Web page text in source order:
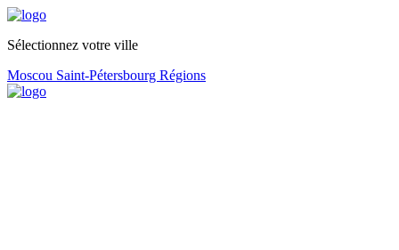
Sélectionnez votre ville
Moscou Saint-Pétersbourg Régions